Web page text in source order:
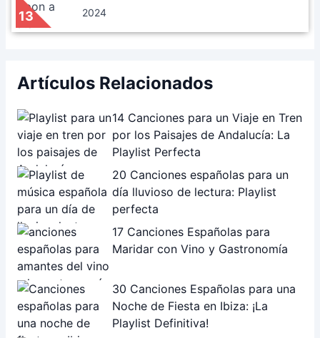
13
2024
Artículos Relacionados
14 Canciones para un Viaje en Tren
por los Paisajes de Andalucía: La
Playlist Perfecta
20 Canciones españolas para un
día lluvioso de lectura: Playlist
perfecta
17 Canciones Españolas para
Maridar con Vino y Gastronomía
30 Canciones Españolas para una
Noche de Fiesta en Ibiza: ¡La
Playlist Definitiva!